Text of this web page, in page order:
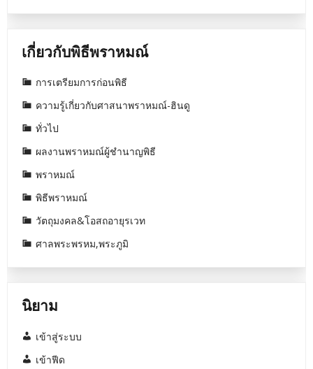
เกี่ยวกับพิธีพราหมณ์
การเตรียมการก่อนพิธี
ความรู้เกี่ยวกับศาสนาพราหมณ์-ฮินดู
ทั่วไป
ผลงานพราหมณ์ผู้ชำนาญพิธี
พราหมณ์
พิธีพราหมณ์
วัตถุมงคล&โอสถอายุรเวท
ศาลพระพรหม,พระภูมิ
นิยาม
เข้าสู่ระบบ
เข้าฟีด